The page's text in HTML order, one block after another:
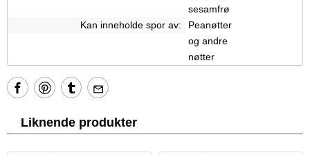
sesamfrø
Kan inneholde spor av:
Peanøtter
og andre
nøtter
Liknende produkter